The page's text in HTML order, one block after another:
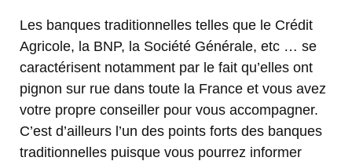
Les banques traditionnelles telles que le Crédit
Agricole, la BNP, la Société Générale, etc … se
caractérisent notamment par le fait qu’elles ont
pignon sur rue dans toute la France et vous avez
votre propre conseiller pour vous accompagner.
C’est d’ailleurs l’un des points forts des banques
traditionnelles puisque vous pourrez informer